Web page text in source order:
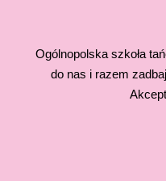
Ogólnopolska szkoła
do nas i razem